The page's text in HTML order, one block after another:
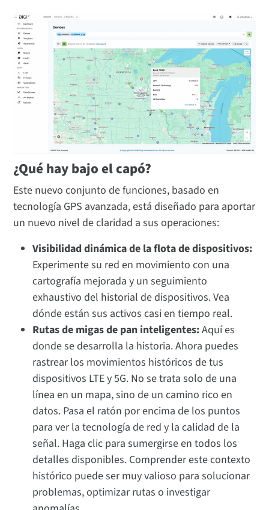
¿Qué hay bajo el capó?
Este nuevo conjunto de funciones, basado en
tecnología GPS avanzada, está diseñado para aportar
un nuevo nivel de claridad a sus operaciones:
Visibilidad dinámica de la flota de dispositivos:
Experimente su red en movimiento con una
cartografía mejorada y un seguimiento
exhaustivo del historial de dispositivos. Vea
dónde están sus activos casi en tiempo real.
Rutas de migas de pan inteligentes:Aquí es
donde se desarrolla la historia. Ahora puedes
rastrear los movimientos históricos de tus
dispositivos LTE y 5G. No se trata solo de una
línea en un mapa, sino de un camino rico en
datos. Pasa el ratón por encima de los puntos
para ver la tecnología de red y la calidad de la
señal. Haga clic para sumergirse en todos los
detalles disponibles. Comprender este contexto
histórico puede ser muy valioso para solucionar
problemas, optimizar rutas o investigar